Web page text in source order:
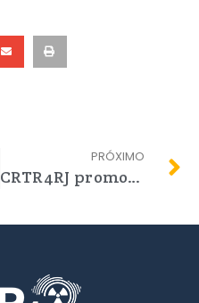
PRÓXIMO
CRTR4RJ promove atualização documental